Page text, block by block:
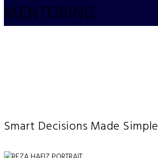
MENTORING
Smart Decisions Made Simple